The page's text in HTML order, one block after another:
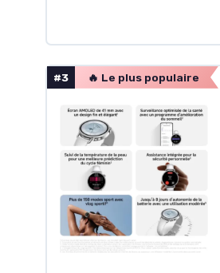
#3 🔥 Le plus populaire